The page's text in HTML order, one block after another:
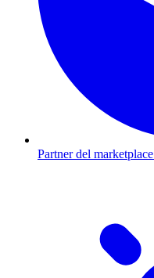
Partner del marketplace